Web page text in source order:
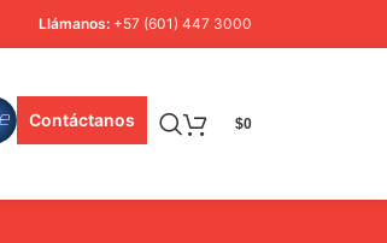
Llámanos: +57 (601) 447 3000
Contáctanos $0